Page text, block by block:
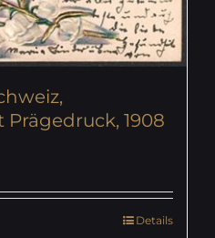
1908
Details